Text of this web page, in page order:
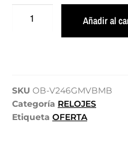
Añadir al
SKU OB-V246GMVBMB
Categoría RELOJES
Etiqueta OFERTA